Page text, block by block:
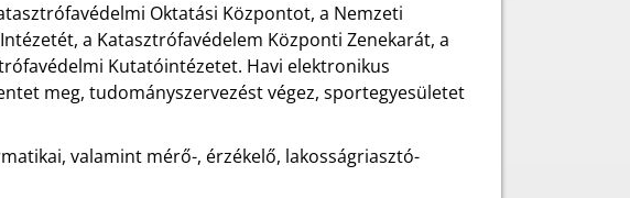
Oktatási Központot, a Nemzeti
a Katasztrófavédelem Központi Zenekarát, a
Kutatóintézetet. Havi elektronikus
meg, tudományszervezést végez, sportegyesületet
valamint mérő-, érzékelő, lakosságriasztó-